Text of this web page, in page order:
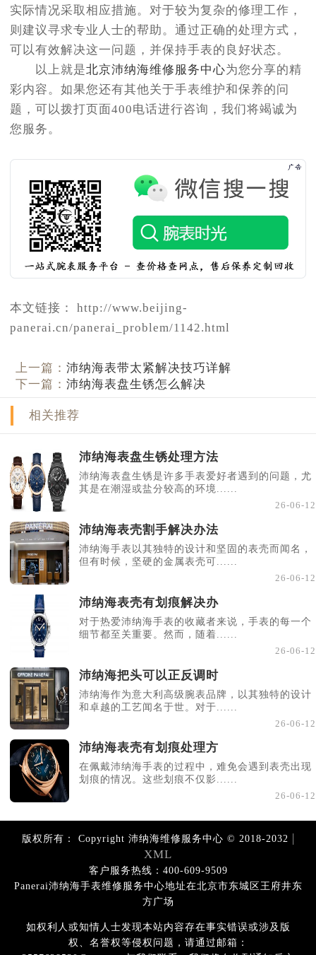
实际情况采取相应措施。对于较为复杂的修理工作，
则建议寻求专业人士的帮助。通过正确的处理方式，
可以有效解决这一问题，并保持手表的良好状态。
以上就是北京沛纳海维修服务中心为您分享的精
彩内容。如果您还有其他关于手表维护和保养的问
题，可以拨打页面400电话进行咨询，我们将竭诚为
您服务。
本文链接： http://www.beijing-
panerai.cn/panerai_problem/1142.html
上一篇：沛纳海表带太紧解决技巧详解
下一篇：沛纳海表盘生锈怎么解决
相关推荐
沛纳海表盘生锈处理方法
沛纳海表盘生锈是许多手表爱好者遇到的问题，尤
其是在潮湿或盐分较高的环境......
26-06-12
沛纳海表壳割手解决办法
沛纳海手表以其独特的设计和坚固的表壳而闻名，
但有时候，坚硬的金属表壳可......
26-06-12
沛纳海表壳有划痕解决办
对于热爱沛纳海手表的收藏者来说，手表的每一个
细节都至关重要。然而，随着......
26-06-12
沛纳海把头可以正反调时
沛纳海作为意大利高级腕表品牌，以其独特的设计
和卓越的工艺闻名于世。对于......
26-06-12
沛纳海表壳有划痕处理方
在佩戴沛纳海手表的过程中，难免会遇到表壳出现
划痕的情况。这些划痕不仅影......
26-06-12
版权所有： Copyright 沛纳海维修服务中心 © 2018-2032 |
XML
客户服务热线：400-609-9509
Panerai沛纳海手表维修服务中心地址在北京市东城区王府井东
方广场
如权利人或知情人士发现本站内容存在事实错误或涉及版
权、名誉权等侵权问题，请通过邮箱：